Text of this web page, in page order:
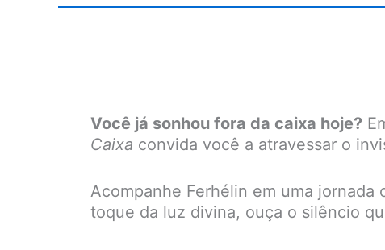
Você já sonhou fora da caixa hoje?
Caixa convida você a atravessar o
Acompanhe Ferhélin em uma
toque da luz divina, ouça o silêncio